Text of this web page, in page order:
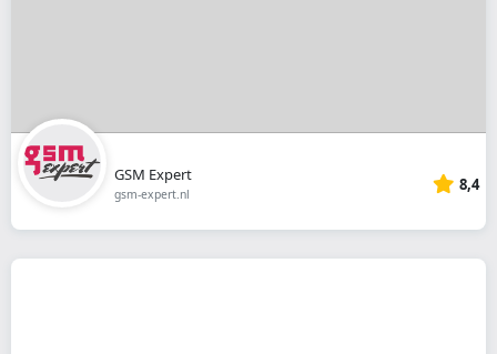
GSM Expert
gsm-expert.nl 8,4